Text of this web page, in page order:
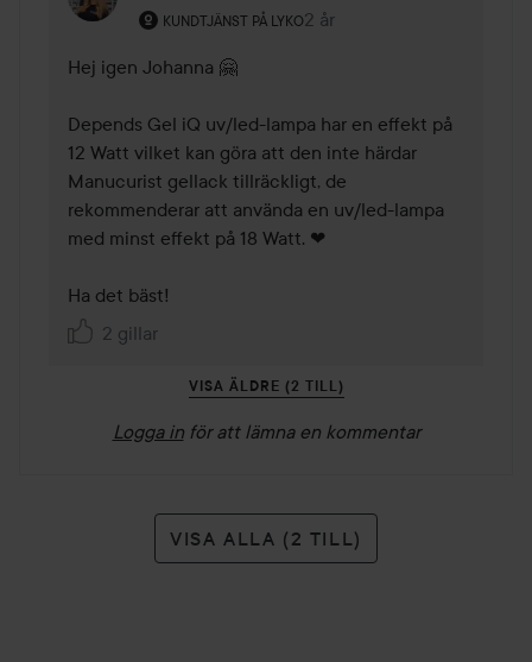
KUNDTJÄNST PÅ LYKO
Användarens roll: Kundtjänst på Lyko.
2 år
Kommentaren lades 2 år
Hej igen Johanna 🤗
Depends Gel iQ uv/led-lampa har en effekt på
12 Watt vilket kan göra att den inte härdar
Manucurist gellack tillräckligt, de
rekommenderar att använda en uv/led-lampa
med minst effekt på 18 Watt. ❤
2 gillar
VISA ÄLDRE (2 TILL)
Logga in för att lämna en kommentar
VISA ALLA (2 TILL)